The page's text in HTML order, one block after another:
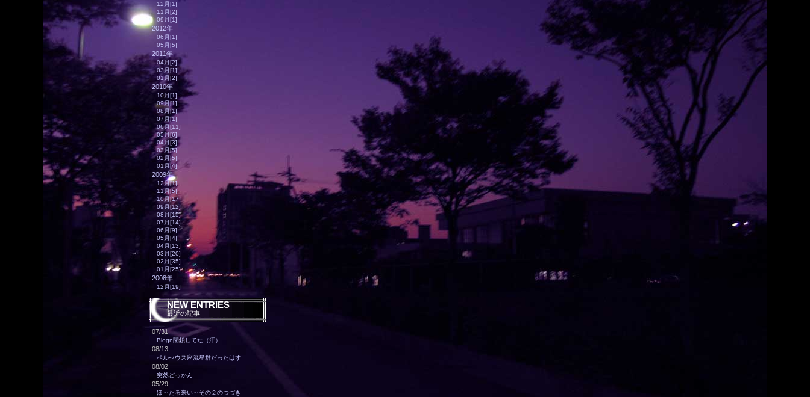
12月[1]
11月[2]
09月[1]
2012年
06月[1]
05月[5]
2011年
04月[2]
03月[1]
01月[2]
2010年
10月[1]
09月[1]
08月[1]
07月[1]
06月[11]
05月[6]
04月[3]
03月[5]
02月[5]
01月[4]
2009年
12月[1]
11月[5]
10月[17]
09月[12]
08月[15]
07月[14]
06月[9]
05月[4]
04月[13]
03月[20]
02月[35]
01月[25]
2008年
12月[19]
NEW ENTRIES
最近の記事
07/31
Blogn閉鎖してた（汗）
08/13
ペルセウス座流星群だったはず
08/02
突然どっかん
05/29
ほ～たる来い～その２のつづき